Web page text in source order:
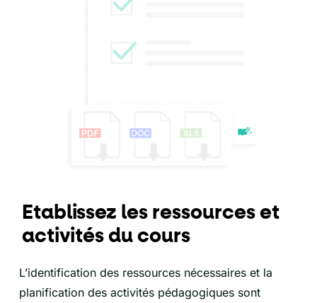
Etablissez les ressources et
activités du cours
L’identification des ressources nécessaires et la
planification des activités pédagogiques sont